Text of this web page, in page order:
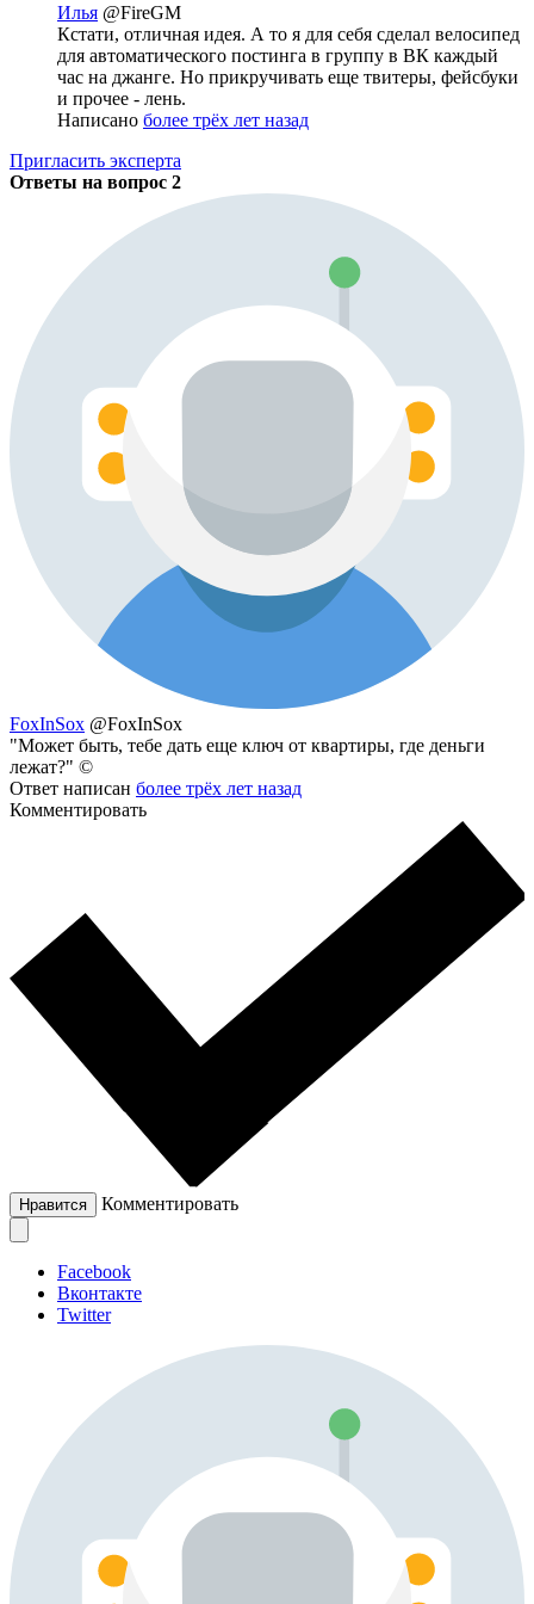
Илья @FireGM
Кстати, отличная идея. А то я для себя сделал велосипед
для автоматического постинга в группу в ВК каждый
час на джанге. Но прикручивать еще твитеры, фейсбуки
и прочее - лень.
Написано более трёх лет назад
Пригласить эксперта
Ответы на вопрос 2
FoxInSox @FoxInSox
"Может быть, тебе дать еще ключ от квартиры, где деньги
лежат?" ©
Ответ написан более трёх лет назад
Комментировать
Нравится Комментировать
Facebook
Вконтакте
Twitter